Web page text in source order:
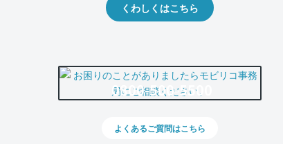
くわしくはこちら
0800-500-5500
よくあるご質問はこちら